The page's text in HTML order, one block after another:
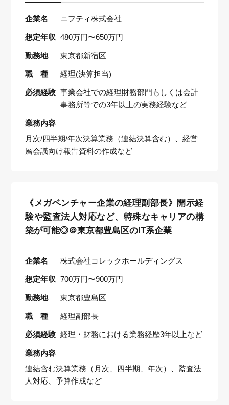
企業名 ニフティ株式会社
想定年収 480万円〜650万円
勤務地 東京都新宿区
職 種 経理(決算担当)
必須経験 事業会社での経理財務部門もしくは会計
事務所等での3年以上の実務経験など
業務内容
月次/四半期/年次決算業務（連結決算含む）、経営
層会議向け報告資料の作成など
《メガベンチャー企業の経理副部長》開示経
験や監査法人対応など、特殊なキャリアの構
築が可能◎＠東京都豊島区のIT系企業
企業名 株式会社コレックホールディングス
想定年収 700万円〜900万円
勤務地 東京都豊島区
職 種 経理副部長
必須経験 経理・財務における業務経歴3年以上など
業務内容
連結含む決算業務（月次、四半期、年次）、監査法
人対応、予算作成など